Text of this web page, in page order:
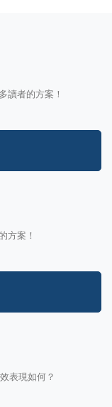
讀者的方案！
方案！
表現如何？